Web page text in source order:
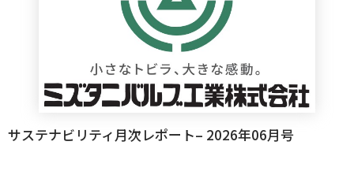
サステナビリティ月次レポート– 2026年06月号